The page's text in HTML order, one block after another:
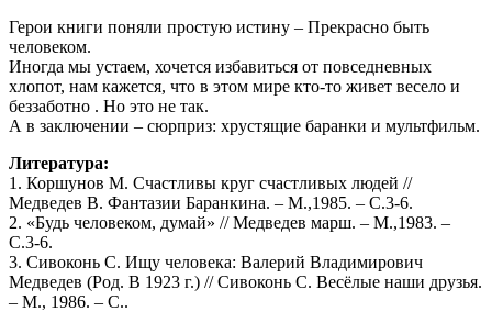
Герои книги поняли простую истину – Прекрасно быть
человеком.
Иногда мы устаем, хочется избавиться от повседневных
хлопот, нам кажется, что в этом мире кто-то живет весело и
беззаботно . Но это не так.
А в заключении – сюрприз: хрустящие баранки и мультфильм.
Литература:
1. Коршунов М. Счастливы круг счастливых людей //
Медведев В. Фантазии Баранкина. – М.,1985. – С.3-6.
2. «Будь человеком, думай» // Медведев марш. – М.,1983. –
С.3-6.
3. Сивоконь С. Ищу человека: Валерий Владимирович
Медведев (Род. В 1923 г.) // Сивоконь С. Весёлые наши друзья.
– М., 1986. – С..